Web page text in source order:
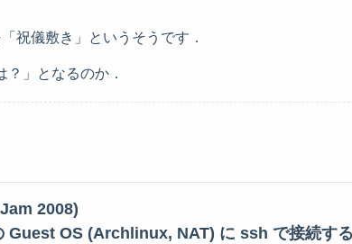
祝儀敷き」というそうです．
」となるのか．
2008)
OS (Archlinux, NAT) に ssh で接続する